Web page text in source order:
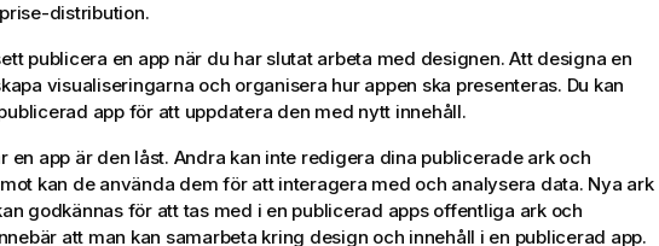
-distribution.
publicera en app när du har slutat arbeta med designen. Att designa en
visualiseringarna och organisera hur appen ska presenteras. Du kan
app för att uppdatera den med nytt innehåll.
en app är den låst. Andra kan inte redigera dina publicerade ark och
kan de använda dem för att interagera med och analysera data. Nya ark
godkännas för att tas med i en publicerad apps offentliga ark och
att man kan samarbeta kring design och innehåll i en publicerad app.